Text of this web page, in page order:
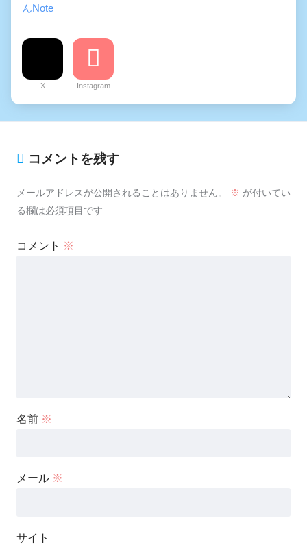
んNote
X Instagram
コメントを残す
メールアドレスが公開されることはありません。 ※ が付いてい
る欄は必須項目です
コメント ※
名前 ※
メール ※
サイト